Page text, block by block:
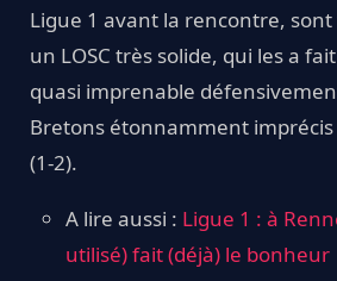
Ligue 1 avant la rencontre,
un LOSC très solide, qui les a
quasi imprenable
Bretons étonnamment
(1-2).
A lire aussi : Ligue 1 : à
utilisé) fait (déjà) le bonheur